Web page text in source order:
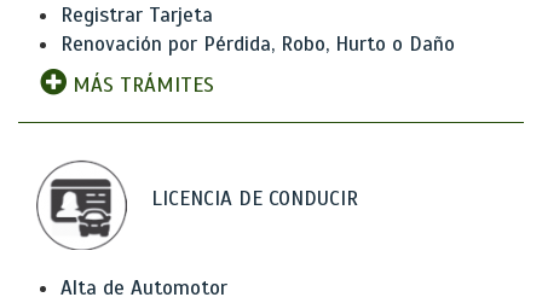
Registrar Tarjeta
Renovación por Pérdida, Robo, Hurto o Daño
MÁS TRÁMITES
LICENCIA DE CONDUCIR
Alta de Automotor